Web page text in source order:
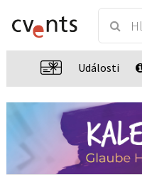
Události